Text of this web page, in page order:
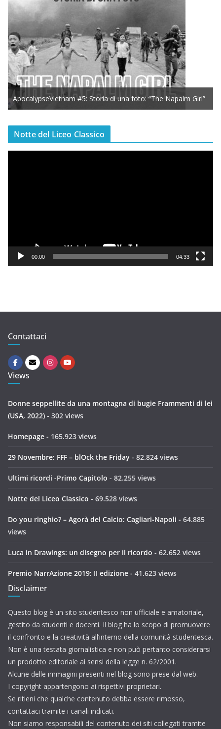
ApocalypseVietnam #5: Storia di una foto: “The Napalm Girl”
Notte del Liceo Classico
e
00:00 04:33
Contattaci
Views
Donne seppellite da una montagna di bugie Frammenti di lei
(USA, 2022) - 302 views
Homepage - 165.923 views
29 Novembre: FFF – blOck the Friday - 82.824 views
Ultimi ricordi -Primo Capitolo - 82.255 views
Notte del Liceo Classico - 69.528 views
Do you ringhio? – Agorà del Calcio: Cagliari-Napoli - 64.885
views
Luca in Drawings: un disegno per il ricordo - 62.652 views
Premio NarrAzione 2019: II edizione - 41.623 views
Disclaimer
Questo blog è un sito studentesco non ufficiale e amatoriale,
gestito da studenti e docenti. Il blog ha lo scopo di promuovere
il confronto e la creatività all’interno della comunità studentesca.
Non è una testata giornalistica e non può pertanto considerarsi
un prodotto editoriale ai sensi della legge n. 62/2001.
Alcune delle immagini presenti nel blog sono prese dal web.
I copyright appartengono ai rispettivi proprietari.
Se ritieni che qualche contenuto debba essere rimosso,
contattaci tramite i canali indicati.
Non siamo responsabili del contenuto dei siti collegati tramite